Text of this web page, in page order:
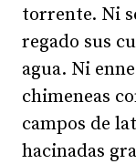
torrente. Ni
regado sus
agua. Ni
chimeneas
campos de
hacinadas